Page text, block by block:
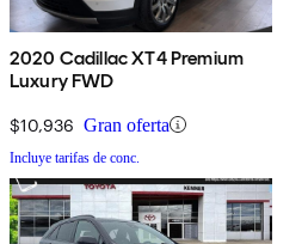
2020 Cadillac XT4 Premium
Luxury FWD
$10,936 Gran oferta
Incluye tarifas de conc.